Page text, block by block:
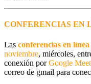
CONFERENCIAS EN
Las conferencias en línea
noviembre, miércoles,
conexión porGoogle Meet
correo de gmail para